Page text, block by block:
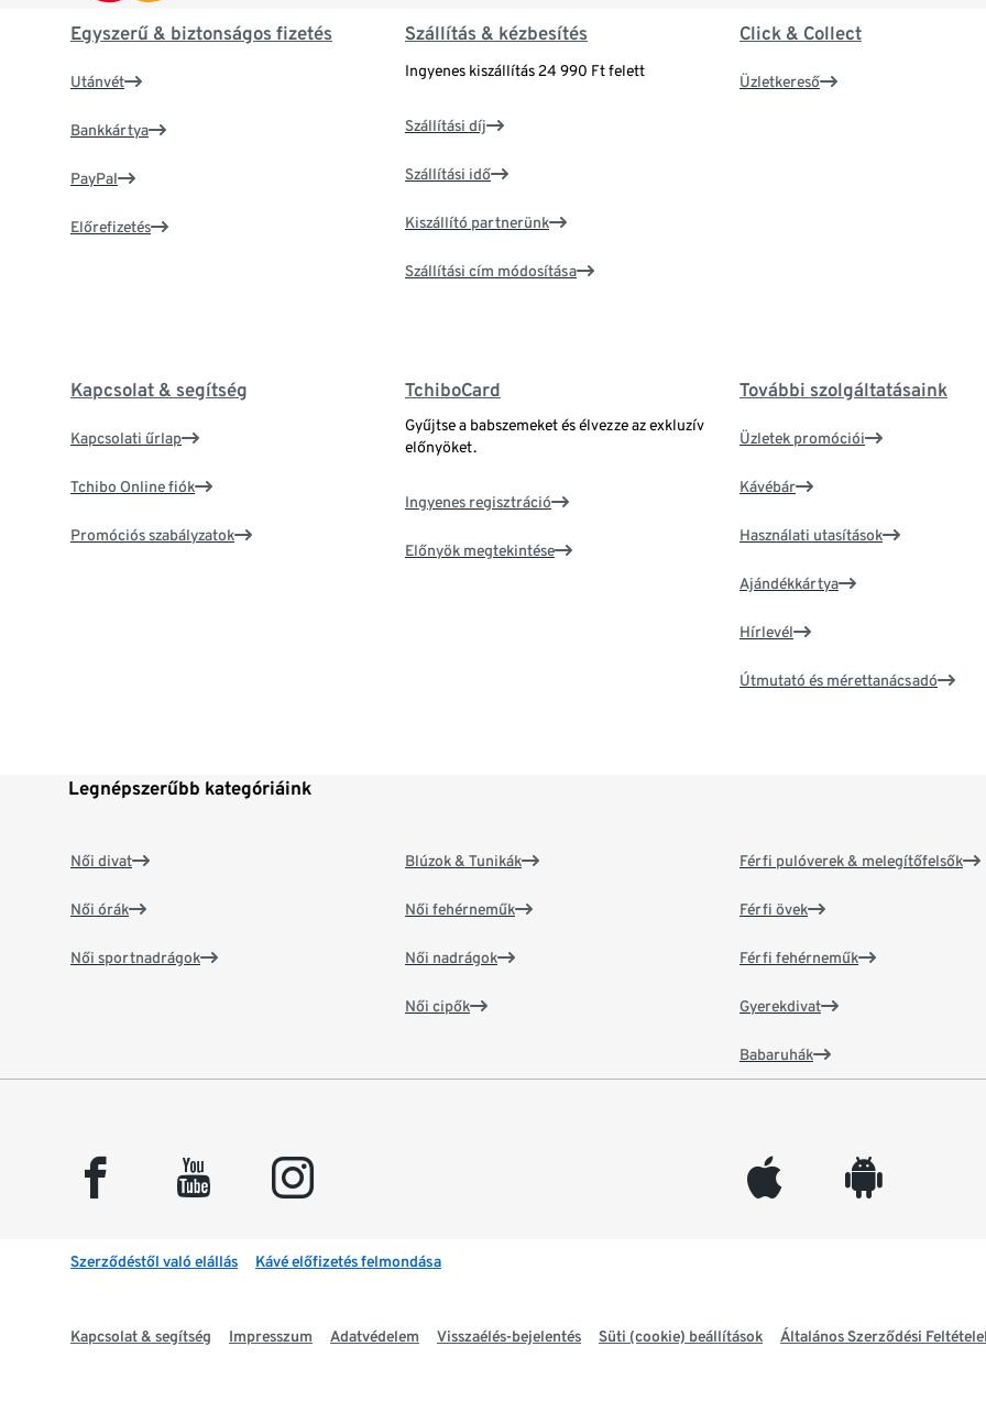
Egyszerű & biztonságos fizetés
Utánvét
Bankkártya
PayPal
Előrefizetés
Szállítás & kézbesítés
Ingyenes kiszállítás 24 990 Ft felett
Szállítási díj
Szállítási idő
Kiszállító partnerünk
Szállítási cím módosítása
Click & Collect
Üzletkereső
Kapcsolat & segítség
Kapcsolati űrlap
Tchibo Online fiók
Promóciós szabályzatok
TchiboCard
Gyűjtse a babszemeket és élvezze az exkluzív
előnyöket.
Ingyenes regisztráció
Előnyök megtekintése
További szolgáltatásaink
Üzletek promóciói
Kávébár
Használati utasítások
Ajándékkártya
Hírlevél
Útmutató és mérettanácsadó
Legnépszerűbb kategóriáink
Női divat
Női órák
Női sportnadrágok
Blúzok & Tunikák
Női fehérneműk
Női nadrágok
Női cipők
Férfi pulóverek & melegítőfelsők
Férfi övek
Férfi fehérneműk
Gyerekdivat
Babaruhák
facebook youtube instagram appleinc android
Szerződéstől való elállás Kávé előfizetés felmondása
Kapcsolat & segítség Impresszum Adatvédelem Visszaélés-bejelentés Süti (cookie) beállítások Általános Szerződési